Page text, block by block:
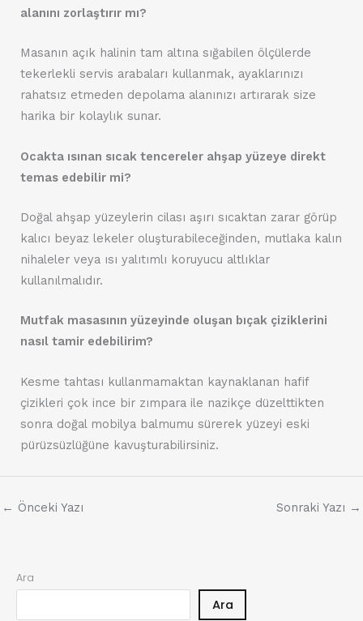
alanını zorlaştırır mı?
Masanın açık halinin tam altına sığabilen ölçülerde
tekerlekli servis arabaları kullanmak, ayaklarınızı
rahatsız etmeden depolama alanınızı artırarak size
harika bir kolaylık sunar.
Ocakta ısınan sıcak tencereler ahşap yüzeye direkt
temas edebilir mi?
Doğal ahşap yüzeylerin cilası aşırı sıcaktan zarar görüp
kalıcı beyaz lekeler oluşturabileceğinden, mutlaka kalın
nihaleler veya ısı yalıtımlı koruyucu altlıklar
kullanılmalıdır.
Mutfak masasının yüzeyinde oluşan bıçak çiziklerini
nasıl tamir edebilirim?
Kesme tahtası kullanmamaktan kaynaklanan hafif
çizikleri çok ince bir zımpara ile nazikçe düzelttikten
sonra doğal mobilya balmumu sürerek yüzeyi eski
pürüzsüzlüğüne kavuşturabilirsiniz.
← Önceki Yazı Sonraki Yazı →
Ara
Ara